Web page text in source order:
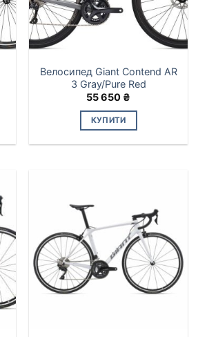
Велосипед Giant Contend AR
3 Gray/Pure Red
55 650 ₴
КУПИТИ